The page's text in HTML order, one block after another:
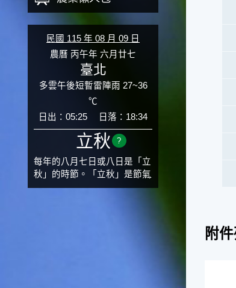
民國 115 年 08 月 09 日
農曆 丙午年 六月廿七
臺北
多雲午後短暫雷陣雨 27~36
℃
日出：05:25
日落：18:34
立秋 ?
每年的八月七日或八日是「立
秋」的時節。「立秋」是節氣
邁入秋涼的先聲，表示酷熱難
附
加